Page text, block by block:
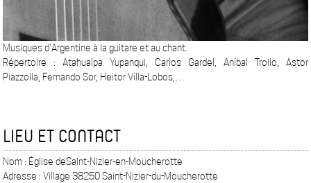
Musiques d'Argentine à la guitare et au chant.
Répertoire : Atahualpa Yupanqui, Carlos Gardel, Aníbal Troilo, Astor
Piazzolla, Fernando Sor, Heitor Villa-Lobos,…
LIEU ET CONTACT
Nom : Église deSaint-Nizier-en-Moucherotte
Adresse : Village 38250 Saint-Nizier-du-Moucherotte